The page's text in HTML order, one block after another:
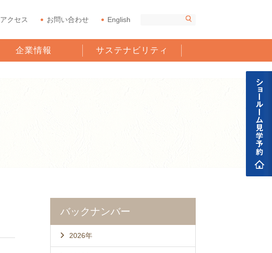
アクセス お問い合わせ English
企業情報 サステナビリティ
バックナンバー
2026年